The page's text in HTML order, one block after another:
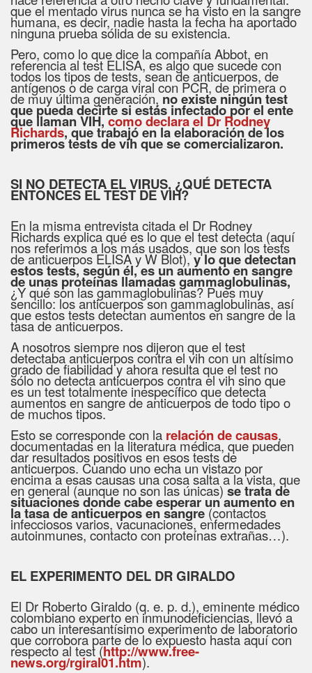
que el mentado virus nunca se ha visto en la sangre
humana, es decir, nadie hasta la fecha ha aportado
ninguna prueba sólida de su existencia.
Pero, como lo que dice la compañía Abbot, en
referencia al test ELISA, es algo que sucede con
todos los tipos de tests, sean de anticuerpos, de
antígenos o de carga viral con PCR, de primera o
de muy última generación,no existe ningún test
que pueda decirte si estás infectado por el ente
que llaman VIH,como declara el Dr Rodney
Richards, que trabajó en la elaboración de los
primeros tests de vih que se comercializaron.
SI NO DETECTA EL VIRUS, ¿QUÉ DETECTA
ENTONCES EL TEST DE VIH?
En la misma entrevista citada el Dr Rodney
Richards explica qué es lo que el test detecta (aquí
nos referimos a los más usados, que son los tests
de anticuerpos ELISA y W Blot),y lo que detectan
estos tests, según él, es un aumento en sangre
de unas proteínas llamadas gammaglobulinas,
¿Y qué son las gammaglobulinas? Pues muy
sencillo: los anticuerpos son gammaglobulinas, así
que estos tests detectan aumentos en sangre de la
tasa de anticuerpos.
A nosotros siempre nos dijeron que el test
detectaba anticuerpos contra el vih con un altísimo
grado de fiabilidad y ahora resulta que el test no
sólo no detecta anticuerpos contra el vih sino que
es un test totalmente inespecífico que detecta
aumentos en sangre de anticuerpos de todo tipo o
de muchos tipos.
Esto se corresponde con la relación de causas,
documentadas en la literatura médica, que pueden
dar resultados positivos en esos tests de
anticuerpos. Cuando uno echa un vistazo por
encima a esas causas una cosa salta a la vista, que
en general (aunque no son las únicas)se trata de
situaciones donde cabe esperar un aumento en
la tasa de anticuerpos en sangre(contactos
infecciosos varios, vacunaciones, enfermedades
autoinmunes, contacto con proteínas extrañas…).
EL EXPERIMENTO DEL DR GIRALDO
El Dr Roberto Giraldo (q. e. p. d.), eminente médico
colombiano experto en inmunodeficiencias, llevó a
cabo un interesantísimo experimento de laboratorio
que corrobora parte de lo expuesto hasta aquí con
respecto al test (http://www.free-
news.org/rgiral01.htm).